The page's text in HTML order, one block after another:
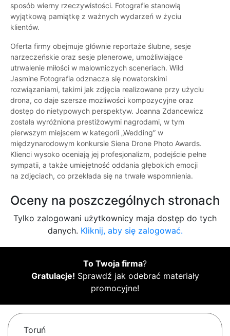
sposób wierny rzeczywistości. Fotografie stanowią
wyjątkową pamiątkę z ważnych wydarzeń w życiu
klientów.
Oferta firmy obejmuje głównie reportaże ślubne, sesje
narzeczeńskie oraz sesje plenerowe, umożliwiające
utrwalenie miłości w malowniczych sceneriach. Wild
Jasmine Fotografia odznacza się nowatorskimi
rozwiązaniami, takimi jak zdjęcia realizowane przy użyciu
drona, co daje szersze możliwości kompozycyjne oraz
dostęp do nietypowych perspektyw. Joanna Zdancewicz
została wyróżniona prestiżowymi nagrodami, w tym
pierwszym miejscem w kategorii „Wedding” w
międzynarodowym konkursie Siena Drone Photo Awards.
Klienci wysoko oceniają jej profesjonalizm, podejście pełne
sympatii, a także umiejętność oddania głębokich emocji
na zdjęciach, co przekłada się na trwałe wspomnienia.
Oceny na poszczególnych stronach
Tylko zalogowani użytkownicy maja dostęp do tych
danych. Kliknij, aby się zalogować.
To Twoja firma?
Gratulacje! Sprawdź jak odebrać materiały
promocyjne!
Toruń